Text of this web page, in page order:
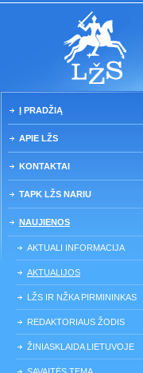
Į PRADŽIĄ
APIE LŽS
KONTAKTAI
TAPK LŽS NARIU
NAUJIENOS
AKTUALI INFORMACIJA
AKTUALIJOS
LŽS IR NŽKA PIRMININKAS
REDAKTORIAUS ŽODIS
ŽINIASKLAIDA LIETUVOJE